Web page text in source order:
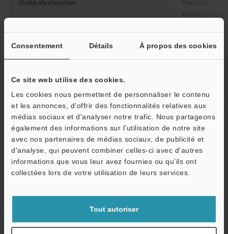
Consentement Détails À propos des cookies
Ce site web utilise des cookies.
Les cookies nous permettent de personnaliser le contenu
et les annonces, d'offrir des fonctionnalités relatives aux
médias sociaux et d'analyser notre trafic. Nous partageons
également des informations sur l'utilisation de notre site
avec nos partenaires de médias sociaux, de publicité et
d'analyse, qui peuvent combiner celles-ci avec d'autres
informations que vous leur avez fournies ou qu'ils ont
collectées lors de votre utilisation de leurs services.
Tout autoriser
Unité d’extension
Possibilité
principale
Valeurs nominales
Tension
De 12 à 24
Valeursnominales
Consommationélec
Résistance à
l'environnement
Température
ambiante
De -10 à +55
Humidité relative De 35 à 85 %
Matériaux Unité principale
Matériau Boîtier
Poids Environ 1 g
*1En cas d'installation d'extensions supplémentaires, la
Service / SAV